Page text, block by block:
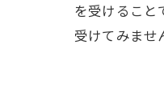
を受けること
受けてみませ